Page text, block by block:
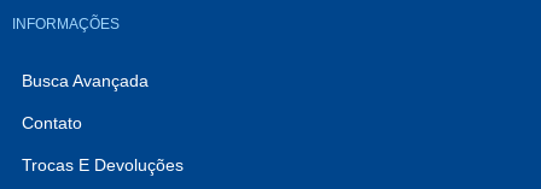
INFORMAÇÕES
Busca Avançada
Contato
Trocas E Devoluções